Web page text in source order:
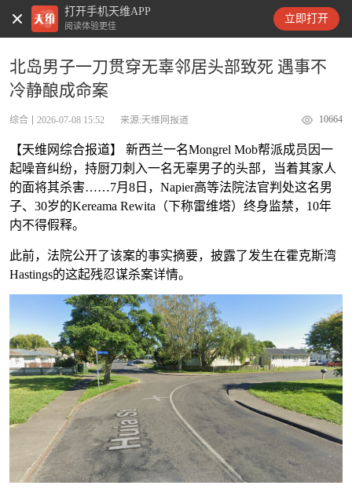
打开手机天维APP
阅读体验更佳
立即打开
天维新闻
北岛男子一刀贯穿无辜邻居头部致死 遇事不
冷静酿成命案
综合 2026-07-08 15:52 来源:天维网报道 10664
【天维网综合报道】 新西兰一名Mongrel Mob帮派成员因一
起噪音纠纷，持厨刀刺入一名无辜男子的头部，当着其家人
的面将其杀害……7月8日，Napier高等法院法官判处这名男
子、30岁的Kereama Rewita（下称雷维塔）终身监禁，10年
内不得假释。
此前，法院公开了该案的事实摘要，披露了发生在霍克斯湾
Hastings的这起残忍谋杀案详情。